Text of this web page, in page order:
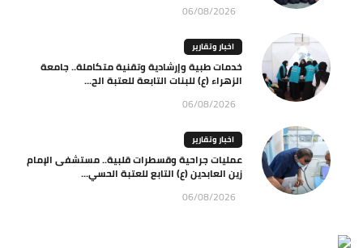
06/08/2026
اخبار وتقارير
خدمات طبية وإرشادية وتقنية متكاملة.. جامعة
الزهراء (ع) للبنات التابعة للعتبة الح...
06/08/2026
اخبار وتقارير
عمليات جراحية وقسطرات قلبية.. مستشفى الإمام
زين العابدين (ع) التابع للعتبة الحسي...
06/08/2026